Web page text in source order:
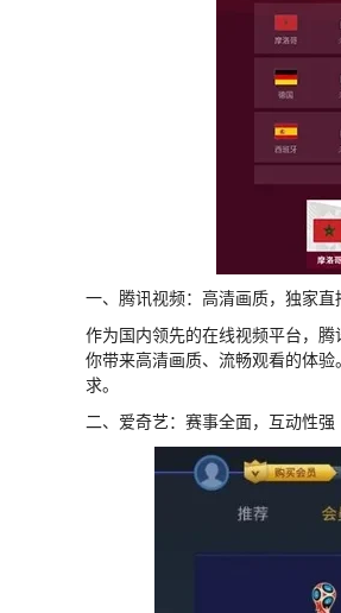
一、腾讯视频：高清画质，独家直
作为国内领先的在线视频平台，
你带来高清画质、流畅观看的体
求。
二、爱奇艺：赛事全面，互动性强